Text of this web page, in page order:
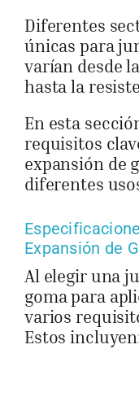
Diferentes
únicas para
varían desde
hasta la
En esta
requisitos
expansión de
diferentes
Expansión de
Al elegir una
goma para
varios
Estos